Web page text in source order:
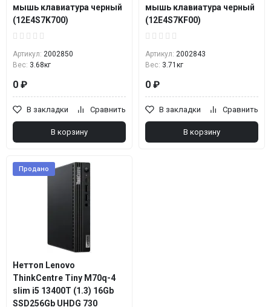
мышь клавиатура черный
(12E4S7K700)
Артикул: 2002850
Вес: 3.68кг
0 ₽
В закладки Сравнить
В корзину
мышь клавиатура черный
(12E4S7KF00)
Артикул: 2002843
Вес: 3.71кг
0 ₽
В закладки Сравнить
В корзину
Продано
Неттоп Lenovo
ThinkCentre Tiny M70q-4
slim i5 13400T (1.3) 16Gb
SSD256Gb UHDG 730